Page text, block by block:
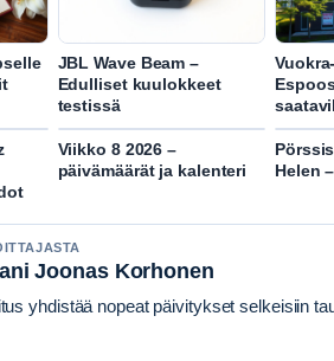
JBL Wave Beam –
Edulliset kuulokkeet
testissä
Viikko 8 2026 –
päivämäärät ja kalenteri
Helen
Joonas Korhonen
yhdistää nopeat päivitykset selkeisiin